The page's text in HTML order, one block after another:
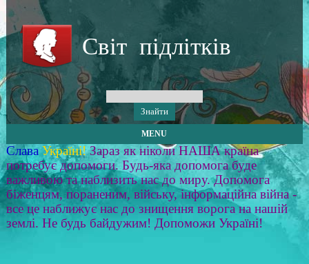
Світ підлітків
MENU
Слава Україні! Зараз як ніколи НАША країна
потребує допомоги. Будь-яка допомога буде
важливою та наблизить нас до миру. Допомога
біженцям, пораненим, війську, інформаційна війна -
все це наближує нас до знищення ворога на нашій
землі. Не будь байдужим! Допоможи Україні!